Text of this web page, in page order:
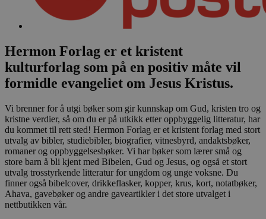
Hermon Forlag er et kristent
kulturforlag som på en positiv måte vil
formidle evangeliet om Jesus Kristus.
Vi brenner for å utgi bøker som gir kunnskap om Gud, kristen tro og
kristne verdier, så om du er på utkikk etter oppbyggelig litteratur, har
du kommet til rett sted! Hermon Forlag er et kristent forlag med stort
utvalg av bibler, studiebibler, biografier, vitnesbyrd, andaktsbøker,
romaner og oppbyggelsesbøker. Vi har bøker som lærer små og
store barn å bli kjent med Bibelen, Gud og Jesus, og også et stort
utvalg trosstyrkende litteratur for ungdom og unge voksne. Du
finner også bibelcover, drikkeflasker, kopper, krus, kort, notatbøker,
Ahava, gavebøker og andre gaveartikler i det store utvalget i
nettbutikken vår.